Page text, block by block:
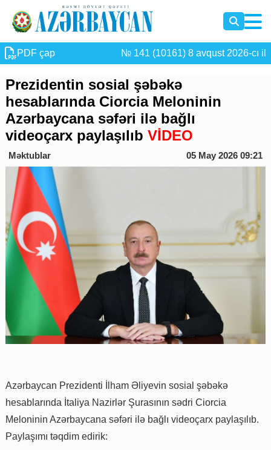
PDF çap № 141 (10161) 8 avqust 2026-cı il
Prezidentin sosial şəbəkə
hesablarında Ciorcia Meloninin
Azərbaycana səfəri ilə bağlı
videoçarx paylaşılıb VİDEO
Məktublar 05 May 2026 09:21
Azərbaycan Prezidenti İlham Əliyevin sosial şəbəkə
hesablarında İtaliya Nazirlər Şurasının sədri Ciorcia
Meloninin Azərbaycana səfəri ilə bağlı videoçarx paylaşılıb.
Paylaşımı təqdim edirik: